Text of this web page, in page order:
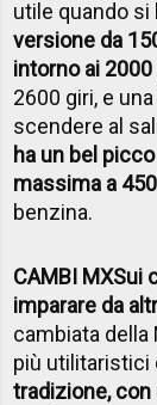
utile quando
versione da
intorno ai 2000
2600 giri, e
scendere al
ha un bel
massima a
benzina.
CAMBI MXSui
imparare da
cambiata
più utilitaristici
tradizione,